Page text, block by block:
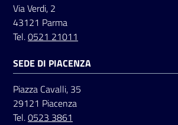
Via Verdi, 2
43121 Parma
Tel.0521 21011
SEDE DI PIACENZA
Piazza Cavalli, 35
29121 Piacenza
Tel.0523 3861